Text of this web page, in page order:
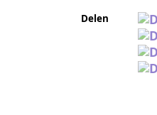
Delen